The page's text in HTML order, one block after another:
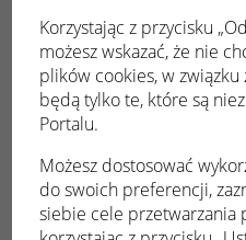
Zgłaszanie
Moje dane
Ewidencja
Korzystając z przycisku
możesz wskazać, że nie
plików cookies, w
będą tylko te, które są
Portalu.
Możesz dostosować
do swoich preferencji,
siebie cele przetwarzania